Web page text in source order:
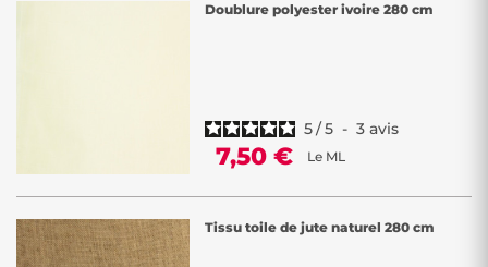
Doublure polyester ivoire 280 cm
5/5 - 3 avis
7,50 € Le ML
Tissu toile de jute naturel 280 cm